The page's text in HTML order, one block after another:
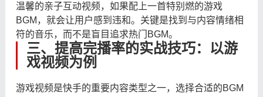
温馨的亲子互动视频，如果配上一首特别燃的游戏
BGM，就会让用户感到违和。关键是找到与内容情绪相
符的音乐，而不是盲目追求热门BGM。
三、提高完播率的实战技巧：以游
戏视频为例
游戏视频是快手的重要内容类型之一，选择合适的BGM